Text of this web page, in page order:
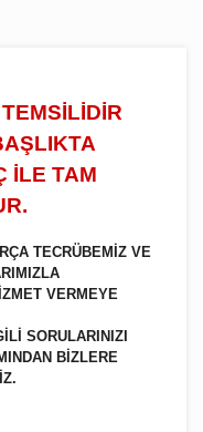
İLE TAM
TECRÜBEMİZ VE
VERMEYE
SORULARINIZI
BİZLERE